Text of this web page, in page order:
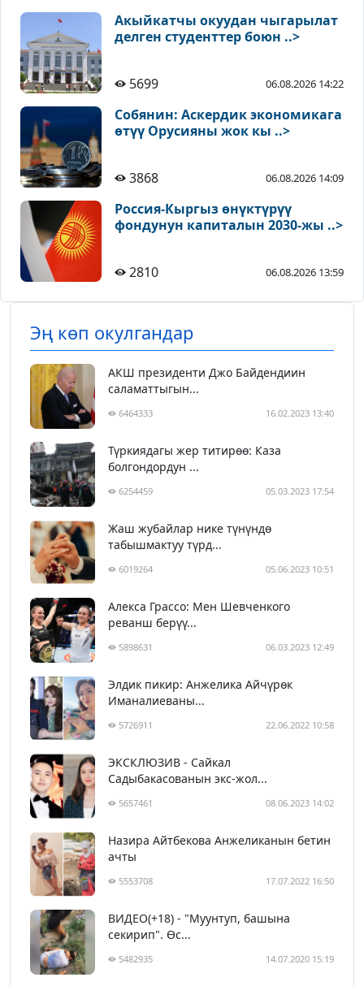
Акыйкатчы окуудан чыгарылат
делген студенттер боюн ..>
5699 06.08.2026 14:22
Собянин: Аскердик экономикага
өтүү Орусияны жок кы ..>
3868 06.08.2026 14:09
Россия-Кыргыз өнүктүрүү
фондунун капиталын 2030-жы ..>
2810 06.08.2026 13:59
Эң көп окулгандар
АКШ президенти Джо Байдендиин
саламаттыгын...
6464333 16.02.2023 13:40
Түркиядагы жер титирөө: Каза
болгондордун ...
6254459 05.03.2023 17:54
Жаш жубайлар нике түнүндө
табышмактуу түрд...
6019264 05.06.2023 10:51
Алекса Грассо: Мен Шевченкого
реванш берүү...
5898631 06.03.2023 12:49
Элдик пикир: Анжелика Айчүрөк
Иманалиеваны...
5726911 22.06.2022 10:58
ЭКСКЛЮЗИВ - Сайкал
Садыбакасованын экс-жол...
5657461 08.06.2023 14:02
Назира Айтбекова Анжеликанын бетин
ачты
5553708 17.07.2022 16:50
ВИДЕО(+18) - "Муунтуп, башына
секирип". Өс...
5482935 14.07.2020 15:19